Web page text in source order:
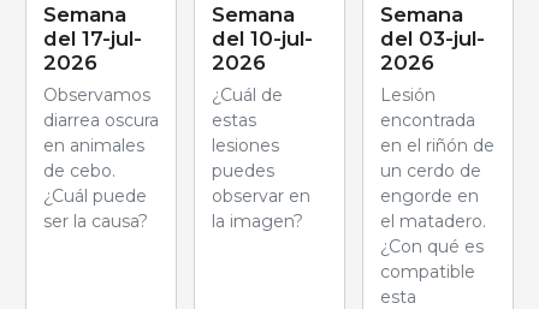
Semana
del 17-jul-
2026
Observamos
diarrea oscura
en animales
de cebo.
¿Cuál puede
ser la causa?
Semana
del 10-jul-
2026
¿Cuál de
estas
lesiones
puedes
observar en
la imagen?
Semana
del 03-jul-
2026
Lesión
encontrada
en el riñón de
un cerdo de
engorde en
el matadero.
¿Con qué es
compatible
esta